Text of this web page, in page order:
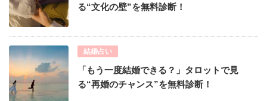
る“文化の壁”を無料診断！
結婚占い
「もう一度結婚できる？」タロットで見
る“再婚のチャンス”を無料診断！